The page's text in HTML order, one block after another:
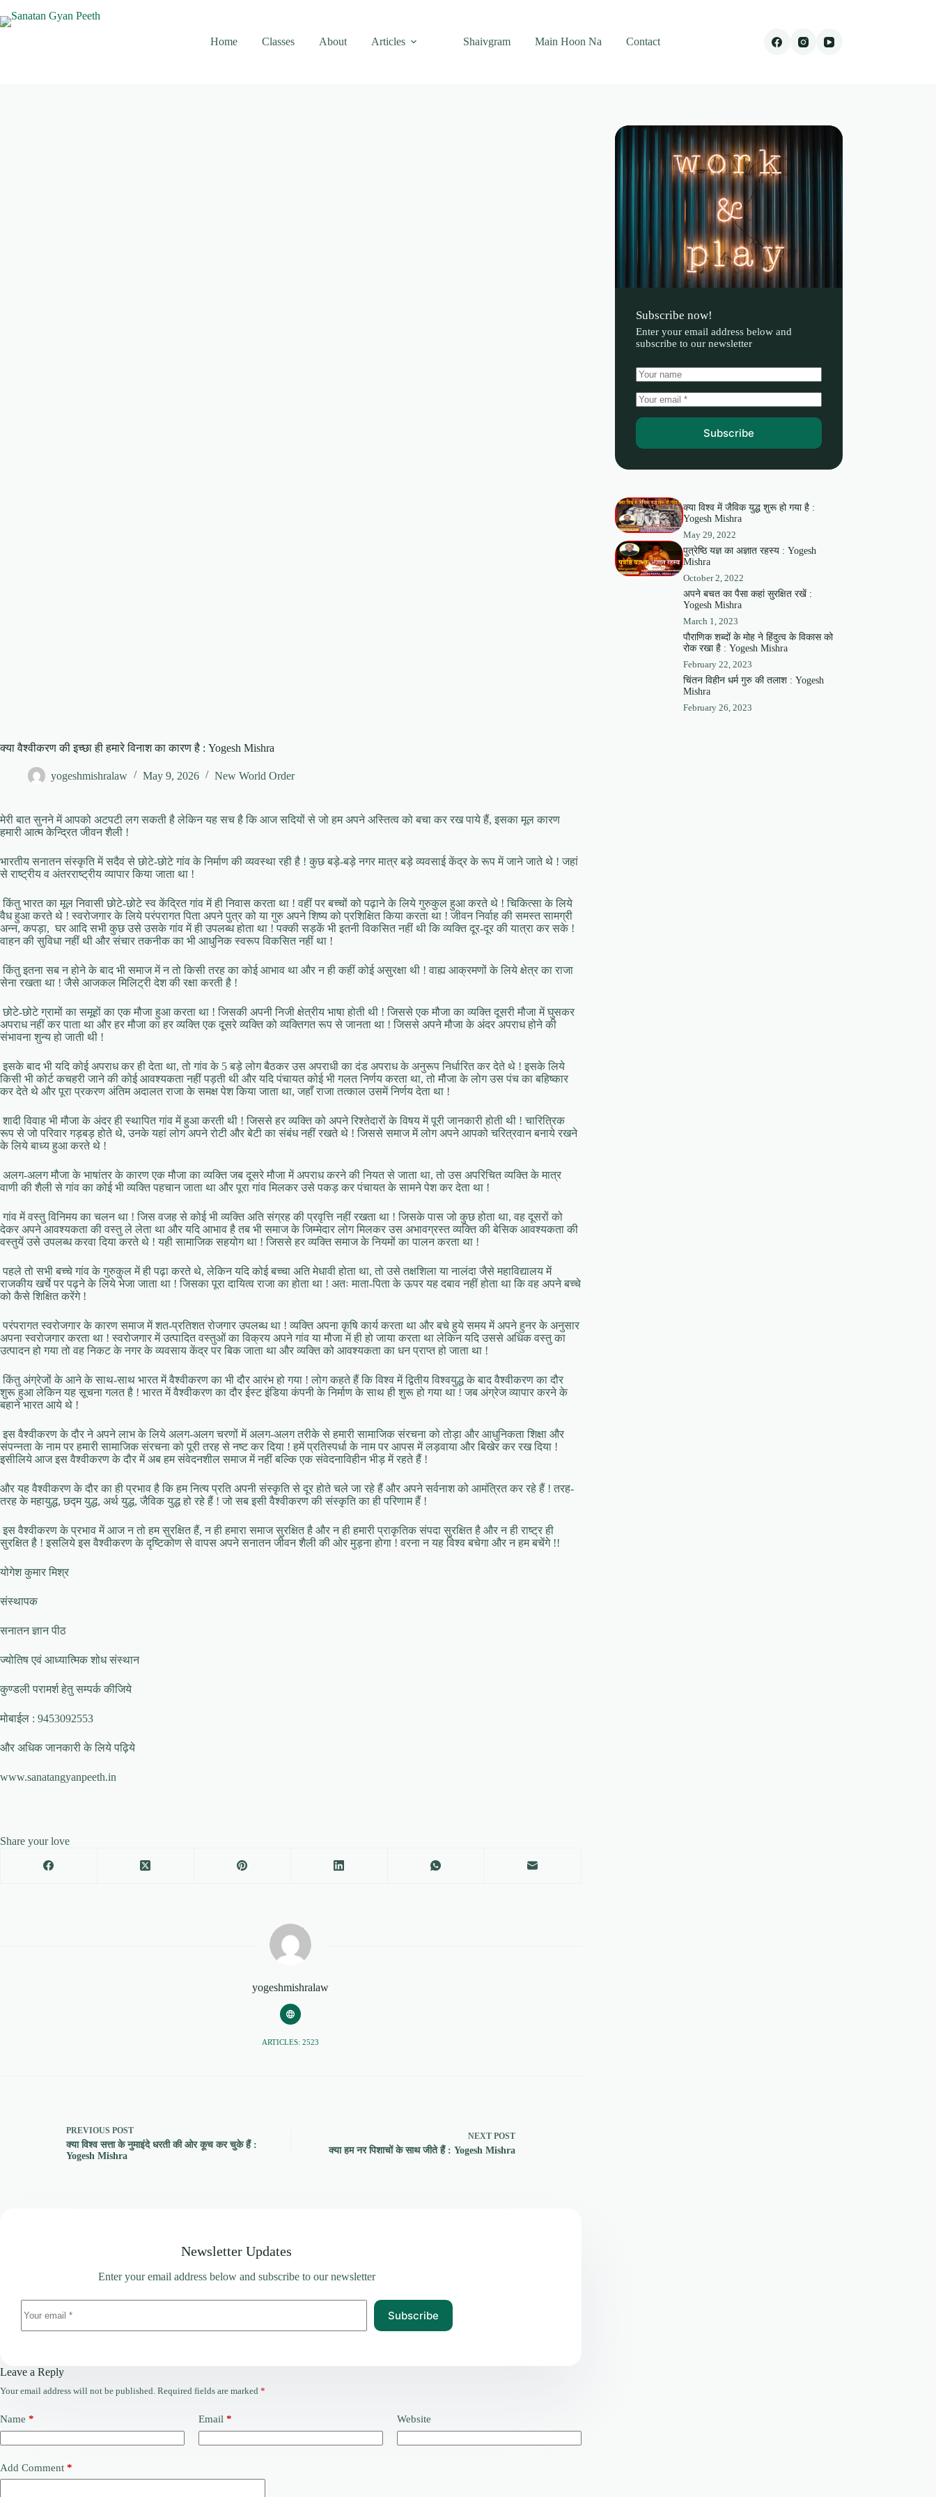
to
content
Home
Classes About Articles Shaivgram Main Hoon Na Contact
क्या वैश्वीकरण की इच्छा ही हमारे विनाश का कारण है : Yogesh Mishra
yogeshmishralaw May 9, 2026 New World Order
मेरी बात सुनने में आपको अटपटी लग सकती है लेकिन यह सच है कि आज सदियों से जो हम अपने अस्तित्व को बचा कर रख पाये हैं, इसका मूल कारण
हमारी आत्म केन्द्रित जीवन शैली !
भारतीय सनातन संस्कृति में सदैव से छोटे-छोटे गांव के निर्माण की व्यवस्था रही है ! कुछ बड़े-बड़े नगर मात्र बड़े व्यवसाई केंद्र के रूप में जाने जाते थे ! जहां
से राष्ट्रीय व अंतरराष्ट्रीय व्यापार किया जाता था !
किंतु भारत का मूल निवासी छोटे-छोटे स्व केंद्रित गांव में ही निवास करता था ! वहीं पर बच्चों को पढ़ाने के लिये गुरुकुल हुआ करते थे ! चिकित्सा के लिये
वैध हुआ करते थे ! स्वरोजगार के लिये परंपरागत पिता अपने पुत्र को या गुरु अपने शिष्य को प्रशिक्षित किया करता था ! जीवन निर्वाह की समस्त सामग्री
अन्न, कपड़ा, घर आदि सभी कुछ उसे उसके गांव में ही उपलब्ध होता था ! पक्की सड़कें भी इतनी विकसित नहीं थी कि व्यक्ति दूर-दूर की यात्रा कर सके !
वाहन की सुविधा नहीं थी और संचार तकनीक का भी आधुनिक स्वरूप विकसित नहीं था !
किंतु इतना सब न होने के बाद भी समाज में न तो किसी तरह का कोई आभाव था और न ही कहीं कोई असुरक्षा थी ! वाह्य आक्रमणों के लिये क्षेत्र का राजा
सेना रखता था ! जैसे आजकल मिलिट्री देश की रक्षा करती है !
छोटे-छोटे ग्रामों का समूहों का एक मौजा हुआ करता था ! जिसकी अपनी निजी क्षेत्रीय भाषा होती थी ! जिससे एक मौजा का व्यक्ति दूसरी मौजा में घुसकर
अपराध नहीं कर पाता था और हर मौजा का हर व्यक्ति एक दूसरे व्यक्ति को व्यक्तिगत रूप से जानता था ! जिससे अपने मौजा के अंदर अपराध होने की
संभावना शुन्य हो जाती थी !
इसके बाद भी यदि कोई अपराध कर ही देता था, तो गांव के 5 बड़े लोग बैठकर उस अपराधी का दंड अपराध के अनुरूप निर्धारित कर देते थे ! इसके लिये
किसी भी कोर्ट कचहरी जाने की कोई आवश्यकता नहीं पड़ती थी और यदि पंचायत कोई भी गलत निर्णय करता था, तो मौजा के लोग उस पंच का बहिष्कार
कर देते थे और पूरा प्रकरण अंतिम अदालत राजा के समक्ष पेश किया जाता था, जहाँ राजा तत्काल उसमें निर्णय देता था !
शादी विवाह भी मौजा के अंदर ही स्थापित गांव में हुआ करती थी ! जिससे हर व्यक्ति को अपने रिश्तेदारों के विषय में पूरी जानकारी होती थी ! चारित्रिक
रूप से जो परिवार गड़बड़ होते थे, उनके यहां लोग अपने रोटी और बेटी का संबंध नहीं रखते थे ! जिससे समाज में लोग अपने आपको चरित्रवान बनाये रखने
के लिये बाध्य हुआ करते थे !
अलग-अलग मौजा के भाषांतर के कारण एक मौजा का व्यक्ति जब दूसरे मौजा में अपराध करने की नियत से जाता था, तो उस अपरिचित व्यक्ति के मात्र
वाणी की शैली से गांव का कोई भी व्यक्ति पहचान जाता था और पूरा गांव मिलकर उसे पकड़ कर पंचायत के सामने पेश कर देता था !
गांव में वस्तु विनिमय का चलन था ! जिस वजह से कोई भी व्यक्ति अति संग्रह की प्रवृत्ति नहीं रखता था ! जिसके पास जो कुछ होता था, वह दूसरों को
देकर अपने आवश्यकता की वस्तु ले लेता था और यदि आभाव है तब भी समाज के जिम्मेदार लोग मिलकर उस अभावग्रस्त व्यक्ति की बेसिक आवश्यकता की
वस्तुयें उसे उपलब्ध करवा दिया करते थे ! यही सामाजिक सहयोग था ! जिससे हर व्यक्ति समाज के नियमों का पालन करता था !
पहले तो सभी बच्चे गांव के गुरुकुल में ही पढ़ा करते थे, लेकिन यदि कोई बच्चा अति मेधावी होता था, तो उसे तक्षशिला या नालंदा जैसे महाविद्यालय में
राजकीय खर्चे पर पढ़ने के लिये भेजा जाता था ! जिसका पूरा दायित्व राजा का होता था ! अतः माता-पिता के ऊपर यह दबाव नहीं होता था कि वह अपने बच्चे
को कैसे शिक्षित करेंगे !
परंपरागत स्वरोजगार के कारण समाज में शत-प्रतिशत रोजगार उपलब्ध था ! व्यक्ति अपना कृषि कार्य करता था और बचे हुये समय में अपने हुनर के अनुसार
अपना स्वरोजगार करता था ! स्वरोजगार में उत्पादित वस्तुओं का विक्रय अपने गांव या मौजा में ही हो जाया करता था लेकिन यदि उससे अधिक वस्तु का
उत्पादन हो गया तो वह निकट के नगर के व्यवसाय केंद्र पर बिक जाता था और व्यक्ति को आवश्यकता का धन प्राप्त हो जाता था !
किंतु अंग्रेजों के आने के साथ-साथ भारत में वैश्वीकरण का भी दौर आरंभ हो गया ! लोग कहते हैं कि विश्व में द्वितीय विश्वयुद्ध के बाद वैश्वीकरण का दौर
शुरू हुआ लेकिन यह सूचना गलत है ! भारत में वैश्वीकरण का दौर ईस्ट इंडिया कंपनी के निर्माण के साथ ही शुरू हो गया था ! जब अंग्रेज व्यापार करने के
बहाने भारत आये थे !
इस वैश्वीकरण के दौर ने अपने लाभ के लिये अलग-अलग चरणों में अलग-अलग तरीके से हमारी सामाजिक संरचना को तोड़ा और आधुनिकता शिक्षा और
संपन्नता के नाम पर हमारी सामाजिक संरचना को पूरी तरह से नष्ट कर दिया ! हमें प्रतिस्पर्धा के नाम पर आपस में लड़वाया और बिखेर कर रख दिया !
इसीलिये आज इस वैश्वीकरण के दौर में अब हम संवेदनशील समाज में नहीं बल्कि एक संवेदनाविहीन भीड़ में रहते हैं !
और यह वैश्वीकरण के दौर का ही प्रभाव है कि हम नित्य प्रति अपनी संस्कृति से दूर होते चले जा रहे हैं और अपने सर्वनाश को आमंत्रित कर रहे हैं ! तरह-
तरह के महायुद्ध, छद्म युद्ध, अर्थ युद्ध, जैविक युद्ध हो रहे हैं ! जो सब इसी वैश्वीकरण की संस्कृति का ही परिणाम हैं !
इस वैश्वीकरण के प्रभाव में आज न तो हम सुरक्षित हैं, न ही हमारा समाज सुरक्षित है और न ही हमारी प्राकृतिक संपदा सुरक्षित है और न ही राष्ट्र ही
सुरक्षित है ! इसलिये इस वैश्वीकरण के दृष्टिकोण से वापस अपने सनातन जीवन शैली की ओर मुड़ना होगा ! वरना न यह विश्व बचेगा और न हम बचेंगे !!
योगेश कुमार मिश्र
संस्थापक
सनातन ज्ञान पीठ
ज्योतिष एवं आध्यात्मिक शोध संस्थान
कुण्डली परामर्श हेतु सम्पर्क कीजिये
मोबाईल : 9453092553
और अधिक जानकारी के लिये पढ़िये
www.sanatangyanpeeth.in
Share your love
yogeshmishralaw
ARTICLES: 2523
PREVIOUS POST
क्या विश्व सत्ता के नुमाइंदे धरती की ओर कूच कर चुके हैं :
Yogesh Mishra
NEXT POST
क्या हम नर पिशाचों के साथ जीते हैं : Yogesh Mishra
Newsletter Updates
Enter your email address below and subscribe to our newsletter
Subscribe
Leave a Reply
Your email address will not be published. Required fields are marked *
Name * Email * Website
Add Comment *
Subscribe now!
Enter your email address below and
subscribe to our newsletter
Subscribe
क्या विश्व में जैविक युद्ध शुरू हो गया है :
Yogesh Mishra
May 29, 2022
पुत्रेष्ठि यज्ञ का अज्ञात रहस्य : Yogesh
Mishra
October 2, 2022
अपने बचत का पैसा कहां सुरक्षित रखें :
Yogesh Mishra
March 1, 2023
पौराणिक शब्दों के मोह ने हिंदुत्व के विकास को
रोक रखा है : Yogesh Mishra
February 22, 2023
चिंतन विहीन धर्म गुरु की तलाश : Yogesh
Mishra
February 26, 2023